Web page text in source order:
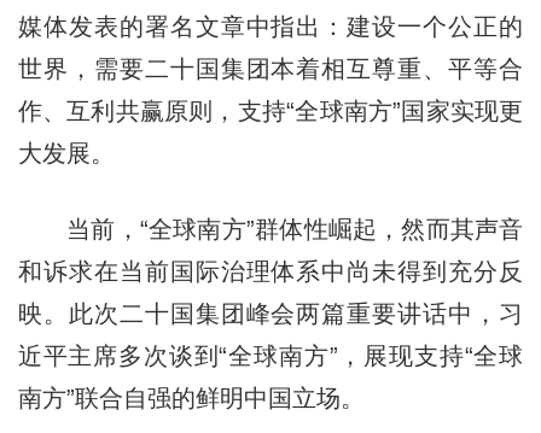
媒体发表的署名文章中指出：建设一个公正的
世界，需要二十国集团本着相互尊重、平等合
作、互利共赢原则，支持“全球南方”国家实现更
大发展。
当前，“全球南方”群体性崛起，然而其声音
和诉求在当前国际治理体系中尚未得到充分反
映。此次二十国集团峰会两篇重要讲话中，习
近平主席多次谈到“全球南方”，展现支持“全球
南方”联合自强的鲜明中国立场。